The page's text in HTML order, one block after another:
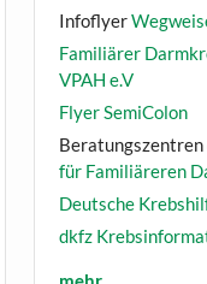
Infoflyer
Familiärer
VPAH e.V
Flyer SemiColon
Beratungszentren
für Familiäreren
Deutsche
dkfz